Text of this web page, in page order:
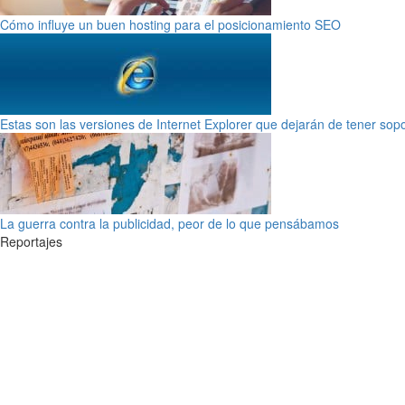
Cómo influye un buen hosting para el posicionamiento SEO
Estas son las versiones de Internet Explorer que dejarán de tener
La guerra contra la publicidad, peor de lo que pensábamos
Reportajes